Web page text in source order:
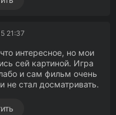
21:37
интересное, но мои
сей картиной. Игра
и сам фильм очень
не стал досматривать.